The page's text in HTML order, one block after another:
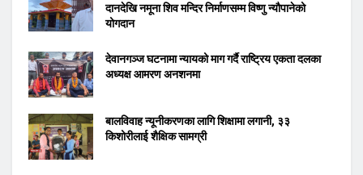
दानदेखि नमूना शिव मन्दिर निर्माणसम्म विष्णु न्यौपानेको
योगदान
देवानगञ्ज घटनामा न्यायको माग गर्दै राष्ट्रिय एकता दलका
अध्यक्ष आमरण अनशनमा
बालविवाह न्यूनीकरणका लागि शिक्षामा लगानी, ३३
किशोरीलाई शैक्षिक सामग्री